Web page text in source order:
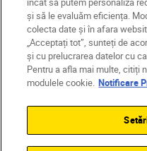
MD Nikon Sites
Contactaţi-ne
Politică
Termeni de utilizare
Notificare privind
și să le evaluăm eficiența.
colecta date și în afara
„Acceptați tot”, sunteți de
și cu prelucrarea datelor cu
Pentru a afla mai multe, citiți
modulele cookie. Notificare